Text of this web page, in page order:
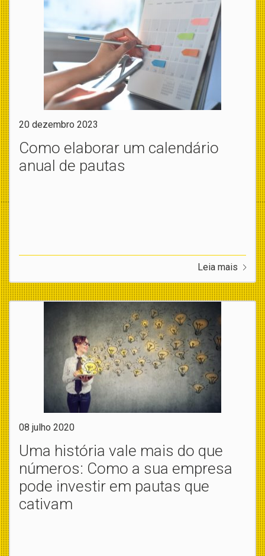
20 dezembro 2023
Como elaborar um calendário
anual de pautas
Leia mais
08 julho 2020
Uma história vale mais do que
números: Como a sua empresa
pode investir em pautas que
cativam